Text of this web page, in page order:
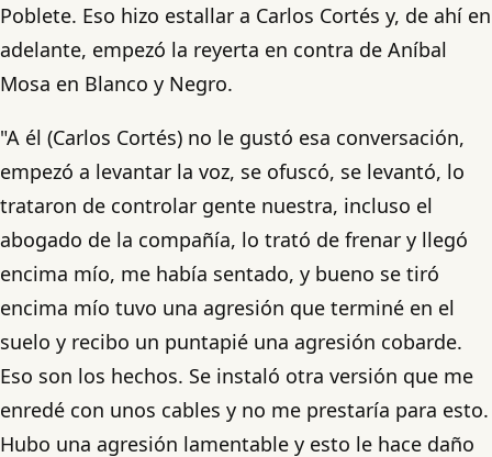
Poblete. Eso hizo estallar a Carlos Cortés y, de ahí en
adelante, empezó la reyerta en contra de Aníbal
Mosa en Blanco y Negro.
"A él (Carlos Cortés) no le gustó esa conversación,
empezó a levantar la voz, se ofuscó, se levantó, lo
trataron de controlar gente nuestra, incluso el
abogado de la compañía, lo trató de frenar y llegó
encima mío, me había sentado, y bueno se tiró
encima mío tuvo una agresión que terminé en el
suelo y recibo un puntapié una agresión cobarde.
Eso son los hechos. Se instaló otra versión que me
enredé con unos cables y no me prestaría para esto.
Hubo una agresión lamentable y esto le hace daño